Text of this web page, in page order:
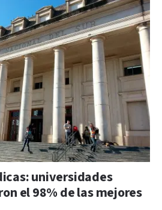
universidades
el 98% de las mejores